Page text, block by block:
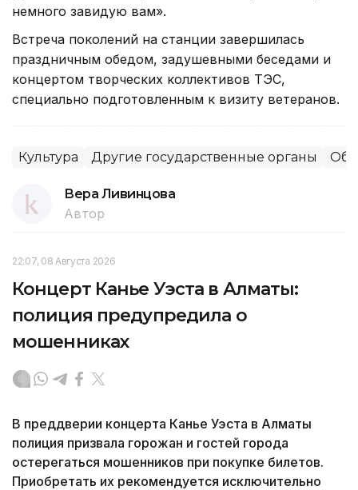
немного завидую вам».
Встреча поколений на станции завершилась
праздничным обедом, задушевными беседами и
концертом творческих коллективов ТЭС,
специально подготовленным к визиту ветеранов.
Культура Другие государственные органы
Вера Ливинцова
Автор
22:07, 08 Августа 2026
Концерт Канье Уэста в Алматы:
полиция предупредила о
мошенниках
В преддверии концерта Канье Уэста в Алматы
полиция призвала горожан и гостей города
остерегаться мошенников при покупке билетов.
Приобретать их рекомендуется исключительно